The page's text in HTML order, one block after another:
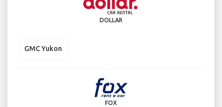
DOLLAR
GMC Yukon
FOX